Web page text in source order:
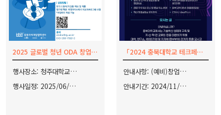
2025 글로벌 청년 ODA 창업교육프로그램 교육생 모집
행사장소: 청주대학교 경상대학 204호
행사일정: 2025/06/26 ~ 2025/06/27
「2024 충북대학교 테크페어」 개최 안내
안내사항: (예비)창업자의 폭넓은 교류를 통한 창업 네트워크를 형성하고 국내·외 학생들의 창업아이디어를 공유하고 발전시킬수 있는 장을 마련하기 위한 「2024 충북대학교 테크페어」를 개최합니다.
안내기간: 2024/11/20 ~ 2024/11/26